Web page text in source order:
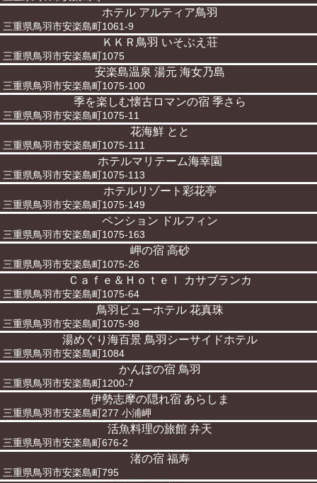
ホテル アルティア鳥羽
三重県鳥羽市安楽島町1061-9
ＫＫＲ鳥羽 いそぶえ荘
三重県鳥羽市安楽島町1075
安楽島温泉 湯元 海女乃島
三重県鳥羽市安楽島町1075-100
季を楽しむ懐古ロマンの宿 季さら
三重県鳥羽市安楽島町1075-11
花海鮮 とと
三重県鳥羽市安楽島町1075-111
ホテルマリテーム海幸園
三重県鳥羽市安楽島町1075-113
ホテルリゾート彩花亭
三重県鳥羽市安楽島町1075-149
ペンション ドルフィン
三重県鳥羽市安楽島町1075-163
岬の宿 高砂
三重県鳥羽市安楽島町1075-26
Ｃａｆｅ＆Ｈｏｔｅｌ カサブランカ
三重県鳥羽市安楽島町1075-64
鳥羽ビューホテル 花真珠
三重県鳥羽市安楽島町1075-98
湯めぐり海百景 鳥羽シーサイドホテル
三重県鳥羽市安楽島町1084
かんぽの宿 鳥羽
三重県鳥羽市安楽島町1200-7
伊勢志摩の隠れ宿 あらしま
三重県鳥羽市安楽島町277 小浦岬
活魚料理の旅館 弁天
三重県鳥羽市安楽島町676-2
渚の宿 福寿
三重県鳥羽市安楽島町795